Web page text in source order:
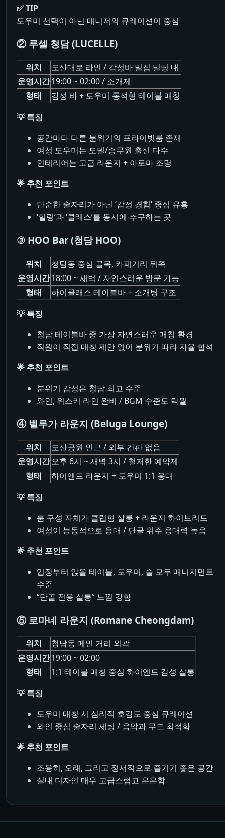
✅ TIP
도우미 선택이 아닌 매니저의 큐레이션이 중심
② 루셀 청담 (LUCELLE)
위치
도산대로 라인 / 감성바 밀집 빌딩 내
운영시간19:00 ~ 02:00 / 소개제
형태
감성 바 + 도우미 동석형 테이블 매칭
💡 특징
공간마다 다른 분위기의 프라이빗룸 존재
여성 도우미는 모델/승무원 출신 다수
인테리어는 고급 라운지 + 아로마 조명
🌟 추천 포인트
단순한 술자리가 아닌 ‘감정 경험’ 중심 유흥
‘힐링’과 ‘클래스’를 동시에 추구하는 곳
③ HOO Bar (청담 HOO)
위치
청담동 중심 골목, 카페거리 뒤쪽
운영시간18:00 ~ 새벽 / 자연스러운 방문 가능
형태
하이클래스 테이블바 + 소개팅 구조
💡 특징
청담 테이블바 중 가장 자연스러운 매칭 환경
직원이 직접 매칭 제안 없이 분위기 따라 자율 합석
🌟 추천 포인트
분위기 감성은 청담 최고 수준
와인, 위스키 라인 완비 / BGM 수준도 탁월
④ 벨루가 라운지 (Beluga Lounge)
위치
도산공원 인근 / 외부 간판 없음
운영시간오후 6시 ~ 새벽 3시 / 철저한 예약제
형태
하이엔드 라운지 + 도우미 1:1 응대
💡 특징
룸 구성 자체가 클럽형 살롱 + 라운지 하이브리드
여성이 능동적으로 응대 / 단골 위주 응대력 높음
🌟 추천 포인트
입장부터 앉을 테이블, 도우미, 술 모두 매니지먼트
수준
“단골 전용 살롱” 느낌 강함
⑤ 로마네 라운지 (Romane Cheongdam)
위치
청담동 메인 거리 외곽
운영시간19:00 ~ 02:00
형태
1:1 테이블 매칭 중심 하이엔드 감성 살롱
💡 특징
도우미 매칭 시 심리적 호감도 중심 큐레이션
와인 중심 술자리 세팅 / 음악과 무드 최적화
🌟 추천 포인트
조용히, 오래, 그리고 정서적으로 즐기기 좋은 공간
실내 디자인 매우 고급스럽고 은은함